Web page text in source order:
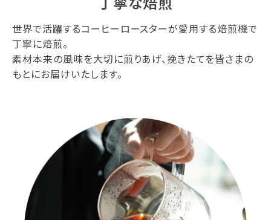
世界で活躍するコーヒーロースターが愛用する焙煎機で
丁寧に焙煎。
素材本来の風味を大切に煎りあげ、挽きたてを皆さまの
もとにお届けいたします。